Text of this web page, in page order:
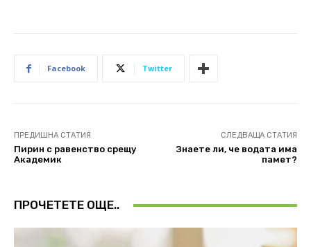
Facebook Twitter
ПРЕДИШНА СТАТИЯ
Пирин с равенство срещу
Академик
СЛЕДВАЩА СТАТИЯ
Знаете ли, че водата има
памет?
ПРОЧЕТЕТЕ ОЩЕ..